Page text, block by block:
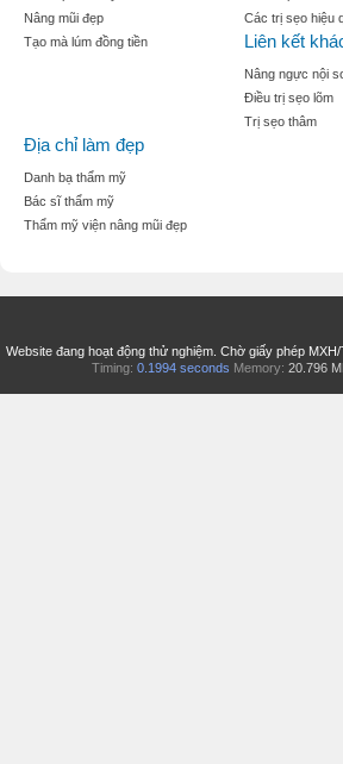
Nâng mũi đẹp
Tạo mà lúm đồng tiền
Các trị sẹo hiệu
Liên kết
Nâng ngực nội
Điều trị sẹo lõm
Trị sẹo thâm
Địa chỉ làm đẹp
Danh bạ thẩm mỹ
Bác sĩ thẩm mỹ
Thẩm mỹ viện nâng mũi đẹp
Website đang hoạt động thử nghiệm. Chờ giấy phép
Timing: 0.1994 seconds Memory: 20.796